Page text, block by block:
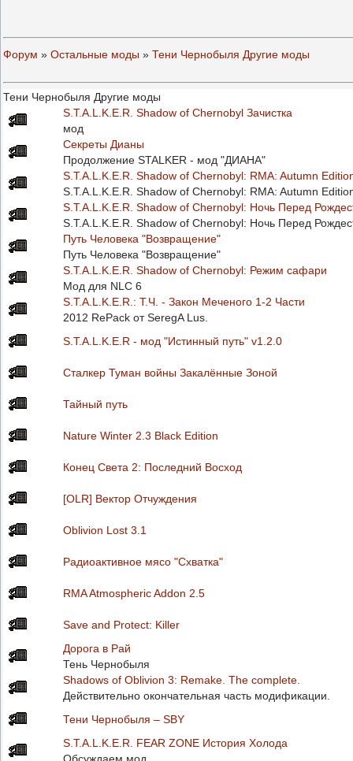
Форум » Остальные моды » Тени Чернобыля Другие моды
Тени Чернобыля Другие моды
S.T.A.L.K.E.R. Shadow of Chernobyl Зачистка
мод
Секреты Дианы
Продолжение STALKER - мод "ДИАНА"
S.T.A.L.K.E.R. Shadow of Chernobyl: RMA: Autumn
S.T.A.L.K.E.R. Shadow of Chernobyl: RMA: Autumn
S.T.A.L.K.E.R. Shadow of Chernobyl: Ночь Перед
S.T.A.L.K.E.R. Shadow of Chernobyl: Ночь Перед
Путь Человека "Возвращение"
Путь Человека "Возвращение"
S.T.A.L.K.E.R. Shadow of Chernobyl: Режим сафари
Мод для NLC 6
S.T.A.L.K.E.R.: Т.Ч. - Закон Меченого 1-2 Части
2012 RePack от SeregA Lus.
S.T.A.L.K.E.R - мод "Истинный путь" v1.2.0
Сталкер Туман войны Закалённые Зоной
Тайный путь
Nature Winter 2.3 Black Edition
Конец Света 2: Последний Восход
[OLR] Вектор Отчуждения
Oblivion Lost 3.1
Радиоактивное мясо "Схватка"
RMA Atmospheric Addon 2.5
Save and Protect: Killer
Дорога в Рай
Тень Чернобыля
Shadows of Oblivion 3: Remake. The complete.
Действительно окончательная часть модификации.
Тени Чернобыля – SBY
S.T.A.L.K.E.R. FEAR ZONE История Холода